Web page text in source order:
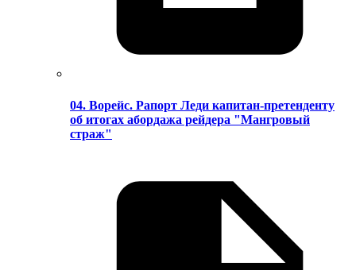
04. Ворейс. Рапорт Леди капитан-претенденту
об итогах абордажа рейдера "Мангровый
страж"